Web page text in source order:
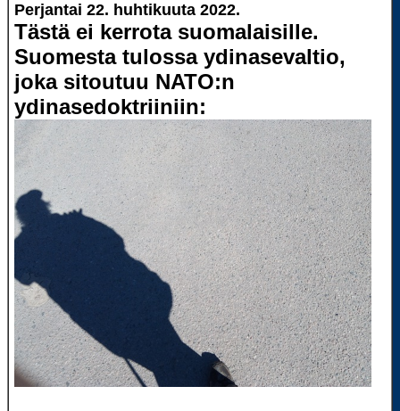
Perjantai 22. huhtikuuta 2022.
Tästä ei kerrota suomalaisille.
Suomesta tulossa ydinasevaltio,
joka sitoutuu NATO:n
ydinasedoktriiniin: